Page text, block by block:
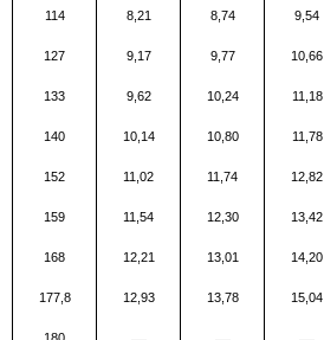
114 8,21 8,74 9,54
127 9,17 9,77 10,66
133 9,62 10,24 11,18
140 10,14 10,80 11,78
152 11,02 11,74 12,82
159 11,54 12,30 13,42
168 12,21 13,01 14,20
177,8 12,93 13,78 15,04